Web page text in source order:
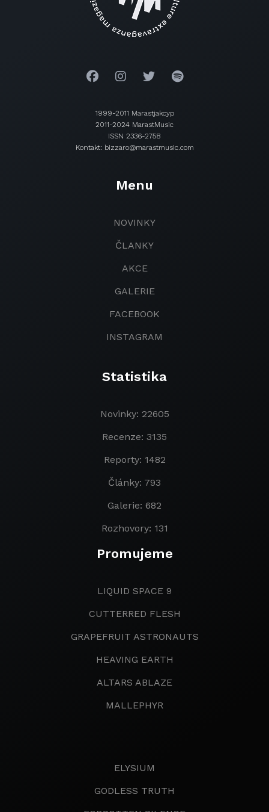
1999-2011 Marastjakcyp
2011-2024 MarastMusic
ISSN 2336-2758
Kontakt: bizzaro@marastmusic.com
Menu
NOVINKY
ČLANKY
AKCE
GALERIE
FACEBOOK
INSTAGRAM
Statistika
Novinky: 22605
Recenze: 3135
Reporty: 1482
Články: 793
Galerie: 682
Rozhovory: 131
Promujeme
LIQUID SPACE 9
CUTTERRED FLESH
GRAPEFRUIT ASTRONAUTS
HEAVING EARTH
ALTARS ABLAZE
MALLEPHYR
ELYSIUM
GODLESS TRUTH